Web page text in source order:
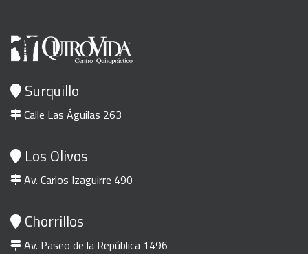
Surquillo
Calle Las Águilas 263
Los Olivos
Av. Carlos Izaguirre 490
Chorrillos
Av. Paseo de la República 1496